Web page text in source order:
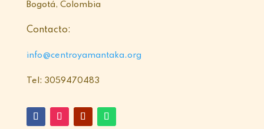
Bogotá, Colombia
Contacto:
info@centroyamantaka.org
Tel: 3059470483